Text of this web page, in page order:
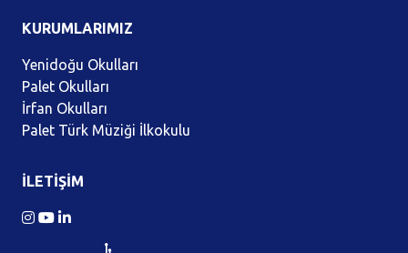
KURUMLARIMIZ
Yenidoğu Okulları
Palet Okulları
İrfan Okulları
Palet Türk Müziği İlkokulu
İLETİŞİM